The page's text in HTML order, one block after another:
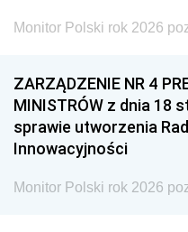
Monitor Polski rok 2026
ZARZĄDZENIE NR 4
MINISTRÓW z dnia 18
sprawie utworzenia
Innowacyjności
Monitor Polski rok 2026